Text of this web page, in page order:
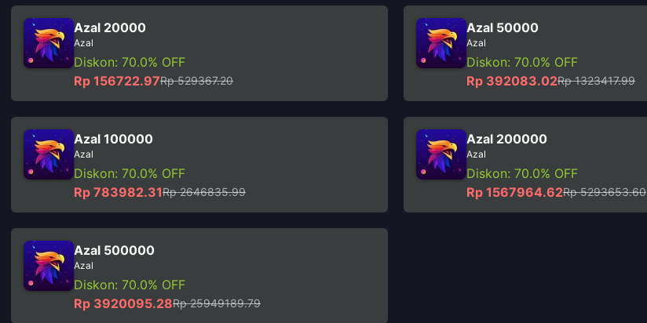
Azal 20000
Azal
Diskon: 70.0% OFF
Rp 156722.97Rp 529367.20
Azal 50000
Azal
Diskon: 70.0% OFF
Rp 392083.02Rp 1323417.99
Azal 100000
Azal
Diskon: 70.0% OFF
Rp 783982.31Rp 2646835.99
Azal 200000
Azal
Diskon: 70.0% OFF
Rp 1567964.62Rp 5293653.60
Azal 500000
Azal
Diskon: 70.0% OFF
Rp 3920095.28Rp 25949189.79